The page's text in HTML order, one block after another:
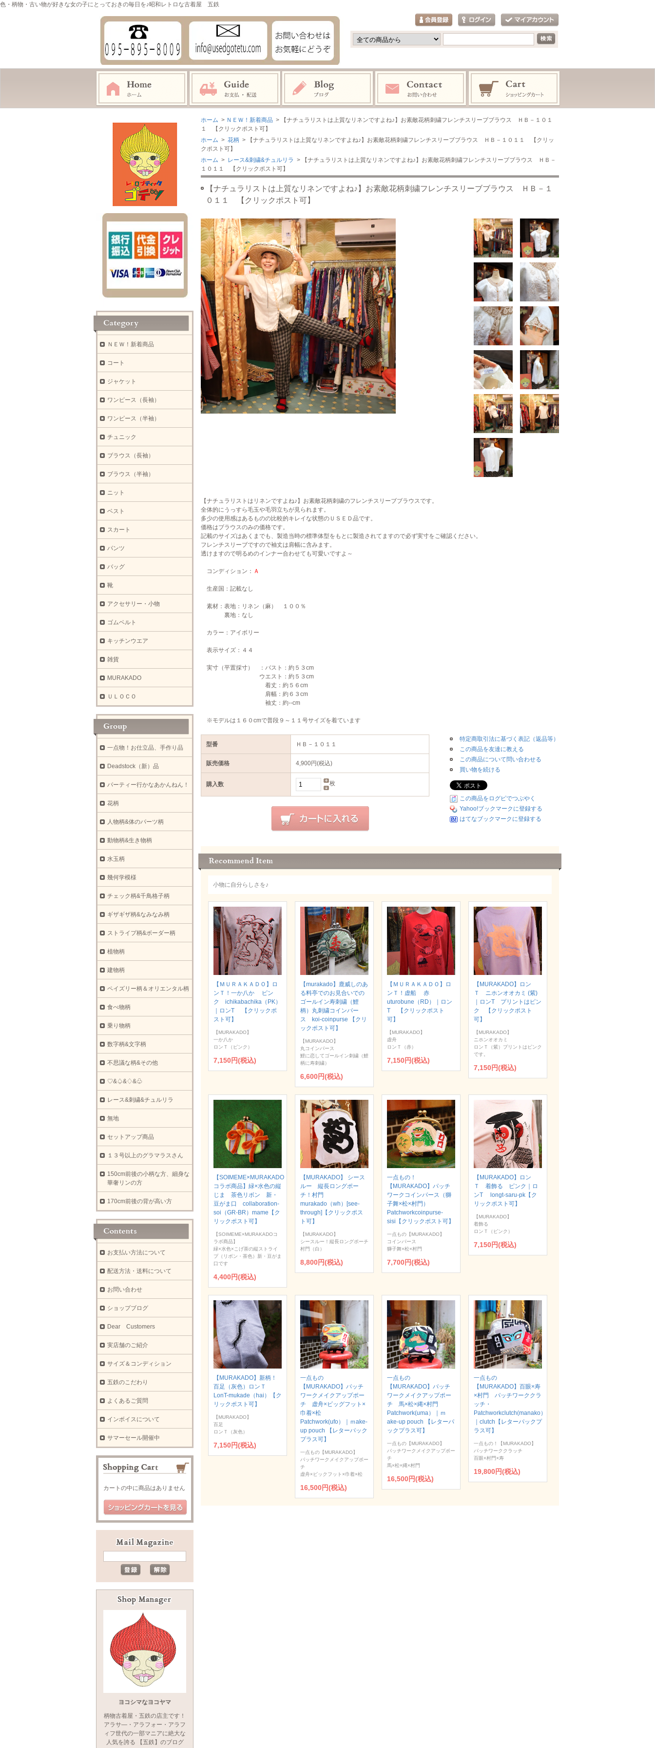
色・柄物・古い物が好きな女の子にとっておきの毎日を♪昭和レトロな古着屋 五鉄
ホーム > ＮＥＷ！新着商品 > 【ナチュラリストは上質なリネンですよね♪】お素敵花柄刺繍フレンチスリーブブラウス ＨＢ－１０１
１ 【クリックポスト可】
ホーム > 花柄 > 【ナチュラリストは上質なリネンですよね♪】お素敵花柄刺繍フレンチスリーブブラウス ＨＢ－１０１１ 【クリッ
クポスト可】
ホーム > レース&刺繍&チュルリラ > 【ナチュラリストは上質なリネンですよね♪】お素敵花柄刺繍フレンチスリーブブラウス ＨＢ－
１０１１ 【クリックポスト可】
【ナチュラリストは上質なリネンですよね♪】お素敵花柄刺繍フレンチスリーブブラウス ＨＢ－１
０１１ 【クリックポスト可】
【ナチュラリストはリネンですよね♪】お素敵花柄刺繍のフレンチスリーブブラウスです。
全体的にうっすら毛玉や毛羽立ちが見られます。
多少の使用感はあるものの比較的キレイな状態のＵＳＥＤ品です。
価格はブラウスのみの価格です。
記載のサイズはあくまでも、製造当時の標準体型をもとに製造されてますので必ず実寸をご確認ください。
フレンチスリーブですので袖丈は肩幅に含みます。
透けますので明るめのインナー合わせても可愛いですよ～
コンディション： Ａ
生産国：記載なし
素材：表地：リネン（麻） １００％
裏地：なし
カラー：アイボリー
表示サイズ：４４
実寸（平置採寸） ：バスト：約５３cm
ウエスト：約５３cm
着丈：約５６cm
肩幅：約６３cm
袖丈：約--cm
※モデルは１６０cmで普段９～１１号サイズを着ています
型番 ＨＢ－１０１１
販売価格 4,900円(税込)
購入数 枚
特定商取引法に基づく表記（返品等）
この商品を友達に教える
この商品について問い合わせる
買い物を続ける
この商品をログピでつぶやく
Yahoo!ブックマークに登録する
はてなブックマークに登録する
小物に自分らしさを♪
【ＭＵＲＡＫＡＤＯ】ロ
ンＴ！一か八か ピン
ク ichikabachika（PK）
｜ロンT 【クリックポ
スト可】
【MURAKADO】
一か八か
ロンＴ（ピンク）
7,150円(税込)
【murakado】鹿威しのあ
る料亭でのお見合いでの
ゴールイン寿刺繍（鯉
柄）丸刺繍コインパー
ス koi-coinpurse 【クリ
ックポスト可】
【MURAKADO】
丸コインパース
鯉に恋してゴールイン刺繍（鯉
柄に寿刺繍）
6,600円(税込)
【ＭＵＲＡＫＡＤＯ】ロ
ンＴ！虚船 赤
uturobune（RD）｜ロン
T 【クリックポスト
可】
【MURAKADO】
虚舟
ロンＴ（赤）
7,150円(税込)
【MURAKADO】ロン
Ｔ ニホンオオカミ (紫)
｜ロンT プリントはピン
ク 【クリックポスト
可】
【MURAKADO】
ニホンオオカミ
ロンＴ（紫）プリントはピンク
です。
7,150円(税込)
【SOIMEME×MURAKADO
コラボ商品】緑×水色の縦
じま 茶色リボン 新・
豆がま口 collaboration-
soi（GR-BR）mame【ク
リックポスト可】
【SOIMEME×MURAKADOコ
ラボ商品】
緑×水色×こげ茶の縦ストライ
プ（リボン・茶色）新・豆がま
口です
4,400円(税込)
【MURAKADO】 シース
ルー 縦長ロングポー
チ！村門
murakado（wh）[see-
through]【クリックポス
ト可】
【MURAKADO】
シースルー！縦長ロングポーチ
村門（白）
8,800円(税込)
一点もの！
【MURAKADO】パッチ
ワークコインパース（獅
子舞×松×村門）
Patchworkcoinpurse-
sisi【クリックポスト可】
一点もの【MURAKADO】
コインパース
獅子舞×松×村門
7,700円(税込)
【MURAKADO】ロン
Ｔ 着飾る ピンク｜ロ
ンT longt-saru-pk【ク
リックポスト可】
【MURAKADO】
着飾る
ロンＴ（ピンク）
7,150円(税込)
【MURAKADO】新柄！
百足（灰色）ロンＴ
LonT-mukade（hai）【ク
リックポスト可】
【MURAKADO】
百足
ロンＴ（灰色）
7,150円(税込)
一点もの
【MURAKADO】パッチ
ワークメイクアップポー
チ 虚舟×ビッグフット×
巾着×松
Patchwork(ufo）｜ｍake-
up pouch 【レターパック
プラス可】
一点もの【MURAKADO】
パッチワークメイクアップポー
チ
虚舟×ビックフット×巾着×松
16,500円(税込)
一点もの
【MURAKADO】パッチ
ワークメイクアップポー
チ 馬×松×縄×村門
Patchwork(uma）｜ｍ
ake-up pouch 【レターパ
ックプラス可】
一点もの【MURAKADO】
パッチワークメイクアップポー
チ
馬×松×縄×村門
16,500円(税込)
一点もの
【MURAKADO】百眼×寿
×村門 パッチワーククラ
ッチ・
Patchworkclutch(manako）
｜clutch【レターパックプ
ラス可】
一点もの！【MURAKADO】
パッチワーククラッチ
百眼×村門×寿
19,800円(税込)
ＮＥＷ！新着商品
コート
ジャケット
ワンピース（長袖）
ワンピース（半袖）
チュニック
ブラウス（長袖）
ブラウス（半袖）
ニット
ベスト
スカート
パンツ
バッグ
靴
アクセサリー・小物
ゴムベルト
キッチンウエア
雑貨
MURAKADO
ＵＬＯＣＯ
一点物！お仕立品、手作り品
Deadstock（新）品
パーティー行かなあかんねん！
花柄
人物柄&体のパーツ柄
動物柄&生き物柄
水玉柄
幾何学模様
チェック柄&千鳥格子柄
ギザギザ柄&なみなみ柄
ストライプ柄&ボーダー柄
植物柄
建物柄
ペイズリー柄＆オリエンタル柄
食べ物柄
乗り物柄
数字柄&文字柄
不思議な柄&その他
♡&♤&♢&♧
レース&刺繍&チュルリラ
無地
セットアップ商品
１３号以上のグラマラスさん
150cm前後の小柄な方、細身な
華奢リンの方
170cm前後の背が高い方
お支払い方法について
配送方法・送料について
お問い合わせ
ショップブログ
Dear Customers
実店舗のご紹介
サイズ＆コンディション
五鉄のこだわり
よくあるご質問
インボイスについて
サマーセール開催中
カートの中に商品はありません
ヨコシマなヨコヤマ
柄物古着屋・五鉄の店主です！
アラサ―・アラフォー・アラフ
ィフ世代の一部マニアに絶大な
人気を誇る 【五鉄】のブログ